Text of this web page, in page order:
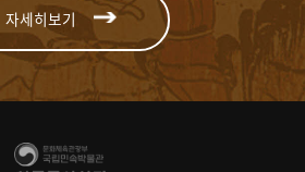
자세히보기